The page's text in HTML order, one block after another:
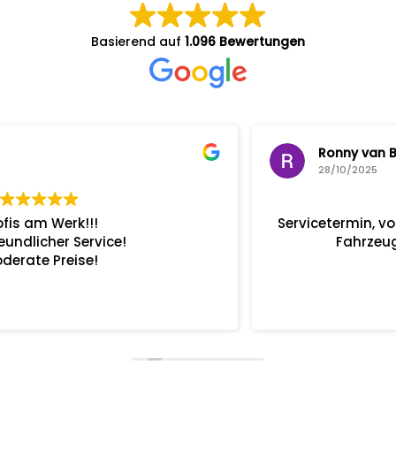
Basierend auf 1.096 Bewertungen
Servicetermin, von der Terminvereinbarung bis zur
Fahrzeugabholung alles Bestens.